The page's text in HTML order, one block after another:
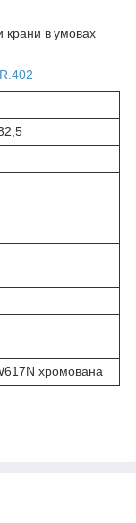
крани в умовах
хромована